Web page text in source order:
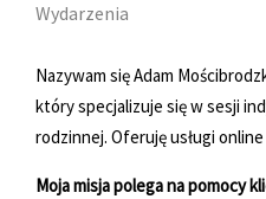
Wydarzenia
Nazywam się Adam
który specjalizuje się w sesji
rodzinnej. Oferuję usługi
Moja misja polega na pomocy